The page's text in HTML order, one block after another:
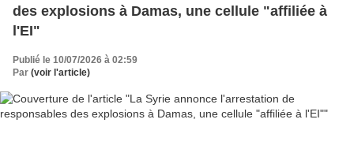
des explosions à Damas, une cellule "affiliée à
l'EI"
Publié le 10/07/2026 à 02:59
Par (voir l'article)